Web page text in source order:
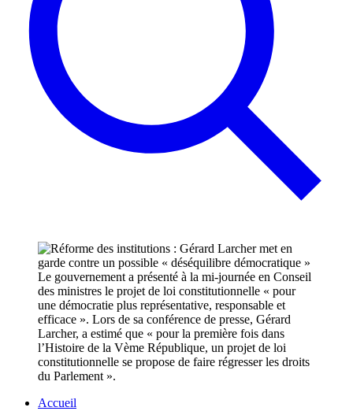
Le gouvernement a présenté à la mi-journée en Conseil
des ministres le projet de loi constitutionnelle « pour
une démocratie plus représentative, responsable et
efficace ». Lors de sa conférence de presse, Gérard
Larcher, a estimé que « pour la première fois dans
l’Histoire de la Vème République, un projet de loi
constitutionnelle se propose de faire régresser les droits
du Parlement ».
Accueil